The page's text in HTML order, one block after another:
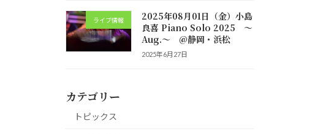
ライブ情報
2025年08月01日（金）小島
良喜 Piano Solo 2025 ～
Aug.～ @静岡・浜松
2025年6月27日
カテゴリー
トピックス